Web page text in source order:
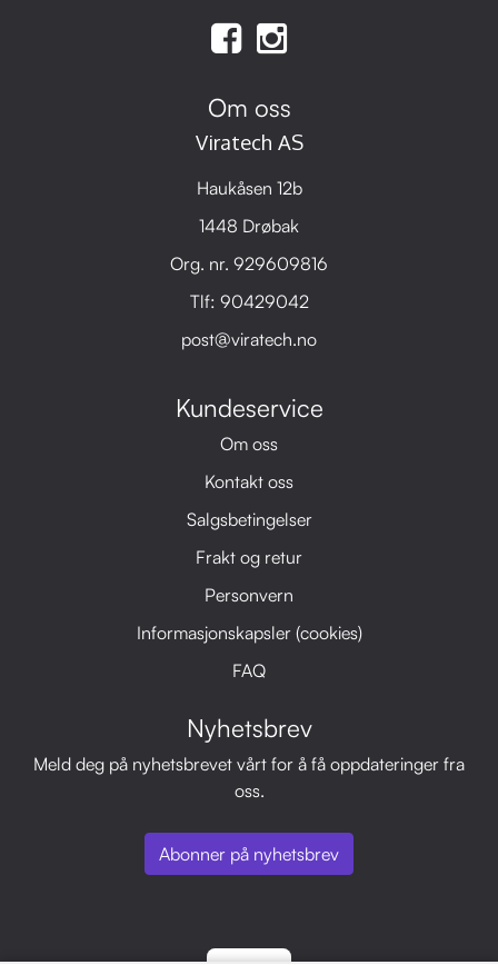
Om oss
Viratech AS
Haukåsen 12b
1448 Drøbak
Org. nr. 929609816
Tlf: 90429042
post@viratech.no
Kundeservice
Om oss
Kontakt oss
Salgsbetingelser
Frakt og retur
Personvern
Informasjonskapsler (cookies)
FAQ
Nyhetsbrev
Meld deg på nyhetsbrevet vårt for å få oppdateringer fra
oss.
Abonner på nyhetsbrev